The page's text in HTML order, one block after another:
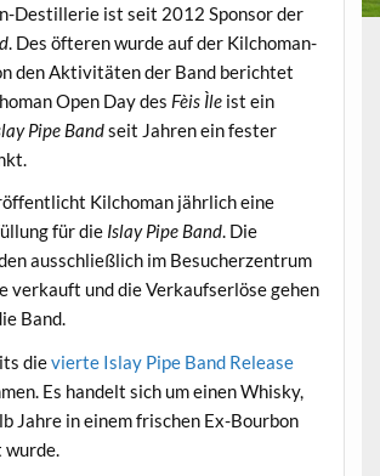
Destillerie ist seit 2012 Sponsor der
. Des öfteren wurde auf der Kilchoman-
den Aktivitäten der Band berichtet
Open Day des Fèis Ìleist ein
Pipe Bandseit Jahren ein fester
Kilchoman jährlich eine
für die Islay Pipe Band. Die
ausschließlich im Besucherzentrum
verkauft und die Verkaufserlöse gehen
Band.
dievierte Islay Pipe Band Release
Es handelt sich um einen Whisky,
Jahre in einem frischen Ex-Bourbon